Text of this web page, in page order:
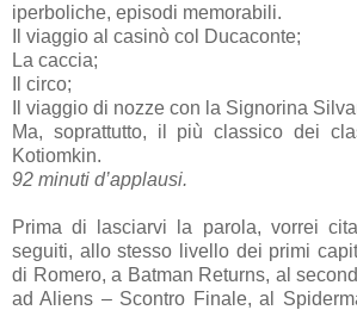
iperboliche, episodi memorabili.
Il viaggio al casinò col Ducaconte;
La caccia;
Il circo;
Il viaggio di nozze con la Signorina
Ma, soprattutto, il più classico dei
Kotiomkin.
92 minuti d’applausi.
Prima di lasciarvi la parola, vorrei
seguiti, allo stesso livello dei primi
di Romero, a Batman Returns, al
ad Aliens – Scontro Finale, al